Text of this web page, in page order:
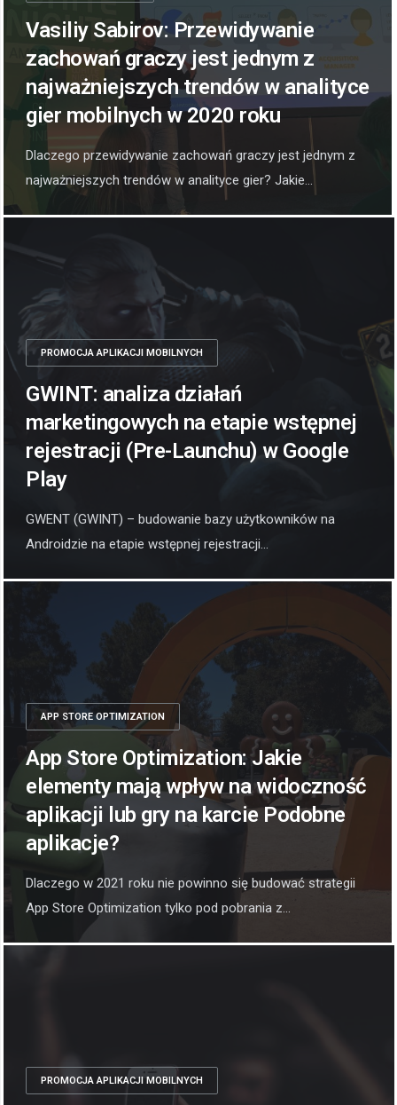
Vasiliy Sabirov: Przewidywanie
zachowań graczy jest jednym z
najważniejszych trendów w analityce
gier mobilnych w 2020 roku
Dlaczego przewidywanie zachowań graczy jest jednym z
najważniejszych trendów w analityce gier? Jakie...
PROMOCJA APLIKACJI MOBILNYCH
GWINT: analiza działań
marketingowych na etapie wstępnej
rejestracji (Pre-Launchu) w Google
Play
GWENT (GWINT) – budowanie bazy użytkowników na
Androidzie na etapie wstępnej rejestracji...
APP STORE OPTIMIZATION
App Store Optimization: Jakie
elementy mają wpływ na widoczność
aplikacji lub gry na karcie Podobne
aplikacje?
Dlaczego w 2021 roku nie powinno się budować strategii
App Store Optimization tylko pod pobrania z...
PROMOCJA APLIKACJI MOBILNYCH